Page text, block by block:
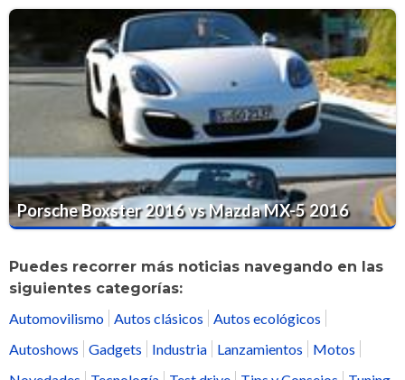
Porsche Boxster 2016 vs Mazda MX-5 2016
Puedes recorrer más noticias navegando en las
siguientes categorías:
Automovilismo Autos clásicos
Autos ecológicos
Autoshows
Gadgets Industria Lanzamientos
Motos